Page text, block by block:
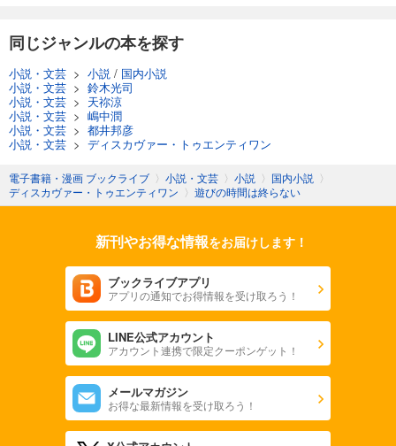
同じジャンルの本を探す
小説・文芸 > 小説 / 国内小説
小説・文芸 > 鈴木光司
小説・文芸 > 天祢涼
小説・文芸 > 嶋中潤
小説・文芸 > 都井邦彦
小説・文芸 > ディスカヴァー・トゥエンティワン
電子書籍・漫画 ブックライブ 〉 小説・文芸 〉 小説 〉 国内小説 〉
ディスカヴァー・トゥエンティワン 〉 遊びの時間は終らない
新刊やお得な情報をお届けします！
ブックライブアプリ
アプリの通知でお得情報を受け取ろう！
LINE公式アカウント
アカウント連携で限定クーポンゲット！
メールマガジン
お得な最新情報を受け取ろう！